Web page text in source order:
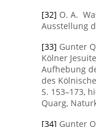
[32] O. A.
Ausstellung
[33] Gunter
Kölner
Aufhebung
des
S. 153–173,
Quarg,
[34] Gunter